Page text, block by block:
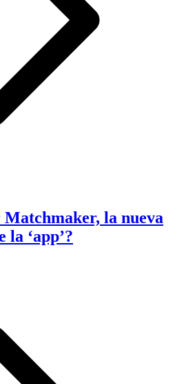
Matchmaker, la nueva
la ‘app’?